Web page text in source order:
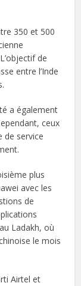
350 et 500
de
entre l’Inde
a également
ceux
de service
plus
avec les
de
Ladakh, où
le mois
Airtel et